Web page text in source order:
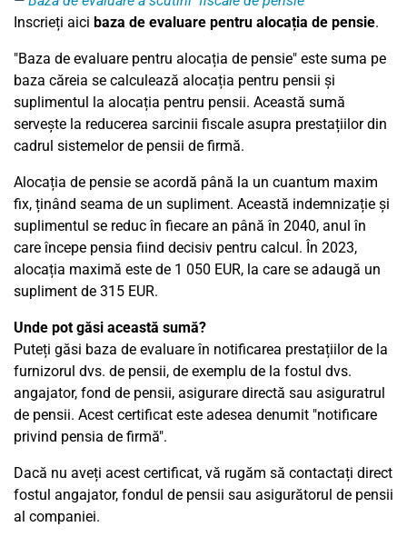
Inscrieți aici baza de evaluare pentru alocația de pensie.
"Baza de evaluare pentru alocația de pensie" este suma pe
baza căreia se calculează alocația pentru pensii și
suplimentul la alocația pentru pensii. Această sumă
servește la reducerea sarcinii fiscale asupra prestațiilor din
cadrul sistemelor de pensii de firmă.
Alocația de pensie se acordă până la un cuantum maxim
fix, ținând seama de un supliment. Această indemnizație și
suplimentul se reduc în fiecare an până în 2040, anul în
care începe pensia fiind decisiv pentru calcul. În 2023,
alocația maximă este de 1 050 EUR, la care se adaugă un
supliment de 315 EUR.
Unde pot găsi această sumă?
Puteți găsi baza de evaluare în notificarea prestațiilor de la
furnizorul dvs. de pensii, de exemplu de la fostul dvs.
angajator, fond de pensii, asigurare directă sau asiguratrul
de pensii. Acest certificat este adesea denumit "notificare
privind pensia de firmă".
Dacă nu aveți acest certificat, vă rugăm să contactați direct
fostul angajator, fondul de pensii sau asigurătorul de pensii
al companiei.